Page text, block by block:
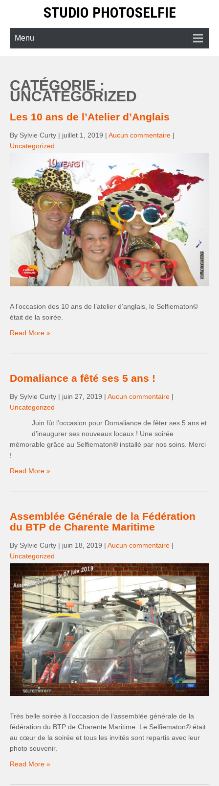
content
STUDIO PHOTOSELFIE
Menu
CATÉGORIE :
UNCATEGORIZED
Les 10 ans de l’Atelier d’Anglais
By Sylvie Curty | juillet 1, 2019 | Aucun commentaire |
Uncategorized
A l’occasion des 10 ans de l’atelier d’anglais, le Selfiematon©
était de la soirée.
Read More »
Domaliance a fêté ses 5 ans !
By Sylvie Curty | juin 27, 2019 | Aucun commentaire |
Uncategorized
Juin fût l’occasion pour Domaliance de fêter ses 5 ans et
d’inaugurer ses nouveaux locaux ! Une soirée
mémorable grâce au Selfiematon® installé par nos soins. Merci
!
Read More »
Assemblée Générale de la Fédération
du BTP de Charente Maritime
By Sylvie Curty | juin 18, 2019 | Aucun commentaire |
Uncategorized
Très belle soirée à l’occasion de l’assemblée générale de la
fédération du BTP de Charente Maritime. Le Selfiematon© était
au cœur de la soirée et tous les invités sont repartis avec leur
photo souvenir.
Read More »